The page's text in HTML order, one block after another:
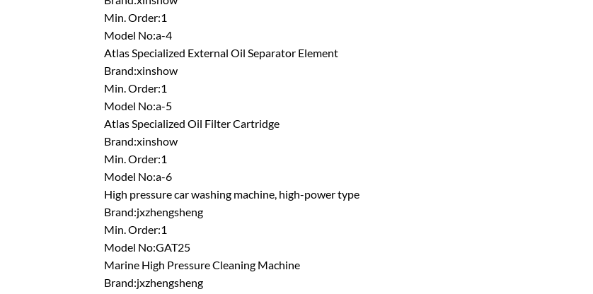
Min. Order:1
Model No:a-4
Atlas Specialized External Oil Separator Element
Brand:xinshow
Min. Order:1
Model No:a-5
Atlas Specialized Oil Filter Cartridge
Brand:xinshow
Min. Order:1
Model No:a-6
High pressure car washing machine, high-power type
Brand:jxzhengsheng
Min. Order:1
Model No:GAT25
Marine High Pressure Cleaning Machine
Brand:jxzhengsheng